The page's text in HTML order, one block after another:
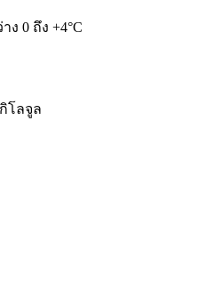
0 ถึง +4°C
โลจูล